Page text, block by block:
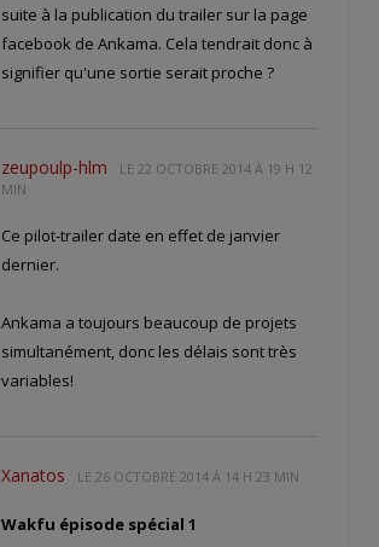
suite à la publication du trailer sur la page
facebook de Ankama. Cela tendrait donc à
signifier qu'une sortie serait proche ?
zeupoulp-hlm LE 22 OCTOBRE 2014 À 19 H 12
MIN
Ce pilot-trailer date en effet de janvier
dernier.
Ankama a toujours beaucoup de projets
simultanément, donc les délais sont très
variables!
Xanatos LE 26 OCTOBRE 2014 À 14 H 23 MIN
Wakfu épisode spécial 1